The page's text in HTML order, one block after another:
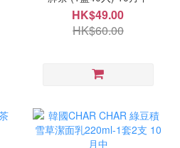
HK$49.00
HK$60.00